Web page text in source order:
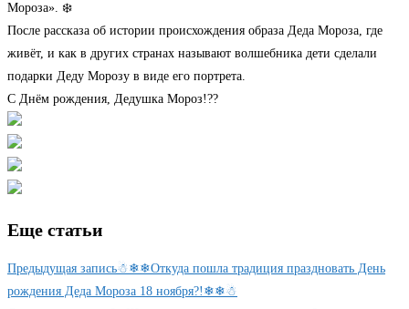
Мороза». ❄️
После рассказа об истории происхождения образа Деда Мороза, где
живёт, и как в других странах называют волшебника дети сделали
подарки Деду Морозу в виде его портрета.
С Днём рождения, Дедушка Мороз!??
Еще статьи
Предыдущая запись☃❄❄Откуда пошла традиция праздновать День
рождения Деда Мороза 18 ноября?!❄❄☃